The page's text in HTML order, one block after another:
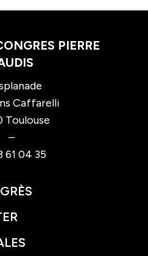
PIERRE
Caffarelli
Toulouse
–
61 04 35